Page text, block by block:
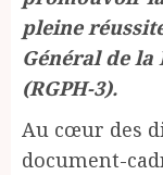
pleine
Général de la
(RGPH-3).
Au cœur des
document-